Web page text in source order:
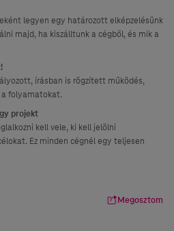
legyen egy határozott elképzelésünk
majd, ha kiszálltunk a cégből, és mik a
írásban is rögzített működés,
folyamatokat.
projekt
kell vele, ki kell jelölni
Ez minden cégnél egy teljesen
Megosztom